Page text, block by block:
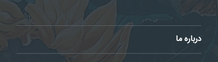
درباره ما